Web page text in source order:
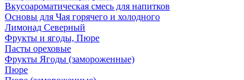
Вкусоароматическая смесь для напитков
Основы для Чая горячего и холодного
Лимонад Северный
Фрукты и ягоды, Пюре
Пасты ореховые
Фрукты Ягоды (замороженные)
Пюре